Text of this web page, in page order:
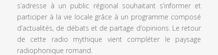
s’adresse à un public régional souhaitant s’informer et
participer à la vie locale grâce à un programme composé
d’actualités, de débats et de partage d’opinions. Le retour
de cette radio mythique vient compléter le paysage
radiophonique romand.